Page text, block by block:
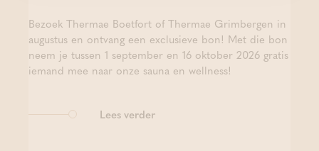
Bezoek Thermae Boetfort of Thermae Grimbergen in
augustus en ontvang een exclusieve bon! Met die bon
neem je tussen 1 september en 16 oktober 2026 gratis
iemand mee naar onze sauna en wellness!
Lees verder